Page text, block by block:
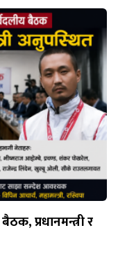
प्रधानमन्त्री र